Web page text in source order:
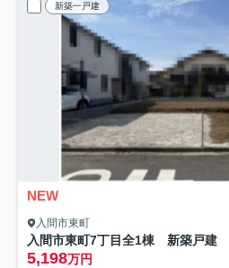
新築一戸建
NEW
入間市東町
入間市東町7丁目全1棟 新築戸建
5,198万円